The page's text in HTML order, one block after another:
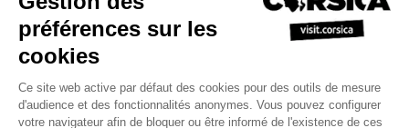
Politique de confidentialité
de ventes • Site Professionnel • L'agence du Tourisme de la Corse
Mentions légales. • Plan du site • Nous contacter